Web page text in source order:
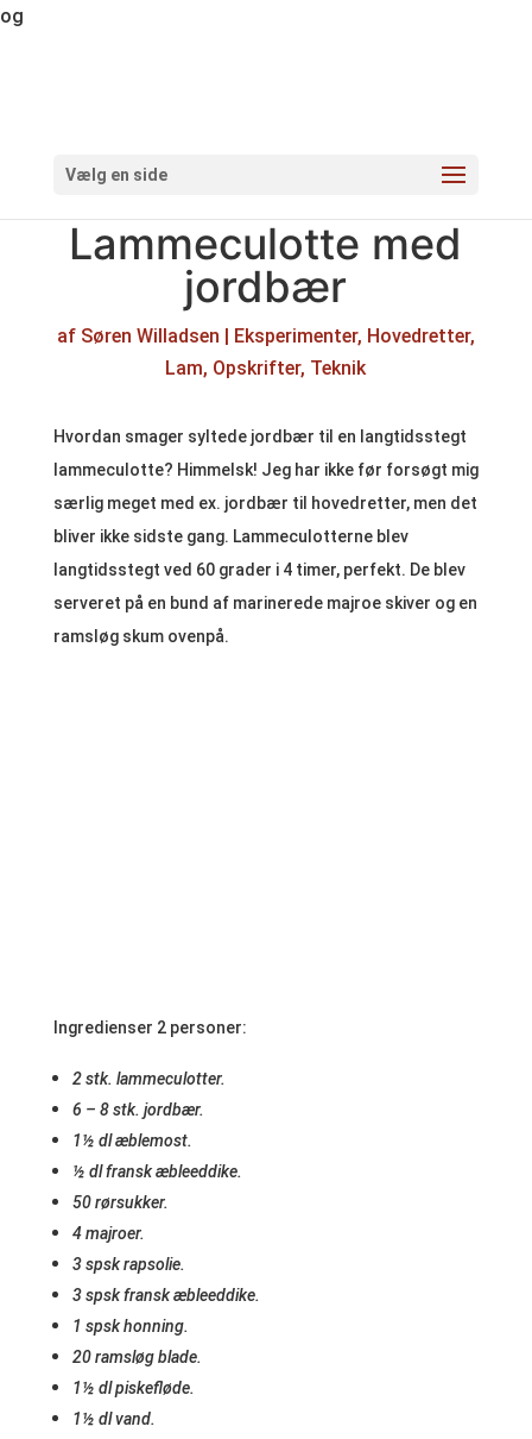
og
Vælg en side
Lammeculotte med
jordbær
af Søren Willadsen | Eksperimenter, Hovedretter,
Lam, Opskrifter, Teknik
Hvordan smager syltede jordbær til en langtidsstegt
lammeculotte? Himmelsk! Jeg har ikke før forsøgt mig
særlig meget med ex. jordbær til hovedretter, men det
bliver ikke sidste gang. Lammeculotterne blev
langtidsstegt ved 60 grader i 4 timer, perfekt. De blev
serveret på en bund af marinerede majroe skiver og en
ramsløg skum ovenpå.
Ingredienser 2 personer:
2 stk. lammeculotter.
6 – 8 stk. jordbær.
1½ dl æblemost.
½ dl fransk æbleeddike.
50 rørsukker.
4 majroer.
3 spsk rapsolie.
3 spsk fransk æbleeddike.
1 spsk honning.
20 ramsløg blade.
1½ dl piskefløde.
1½ dl vand.